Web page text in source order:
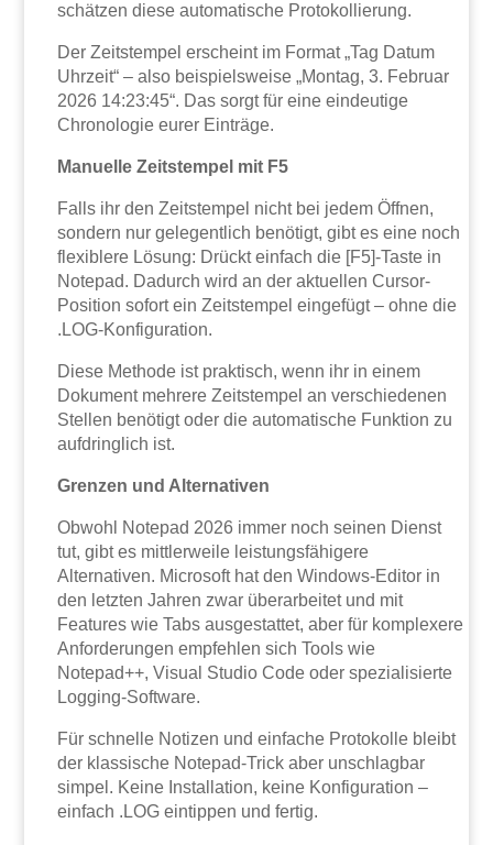
schätzen diese automatische Protokollierung.
Der Zeitstempel erscheint im Format „Tag Datum
Uhrzeit“ – also beispielsweise „Montag, 3. Februar
2026 14:23:45“. Das sorgt für eine eindeutige
Chronologie eurer Einträge.
Manuelle Zeitstempel mit F5
Falls ihr den Zeitstempel nicht bei jedem Öffnen,
sondern nur gelegentlich benötigt, gibt es eine noch
flexiblere Lösung: Drückt einfach die [F5]-Taste in
Notepad. Dadurch wird an der aktuellen Cursor-
Position sofort ein Zeitstempel eingefügt – ohne die
.LOG-Konfiguration.
Diese Methode ist praktisch, wenn ihr in einem
Dokument mehrere Zeitstempel an verschiedenen
Stellen benötigt oder die automatische Funktion zu
aufdringlich ist.
Grenzen und Alternativen
Obwohl Notepad 2026 immer noch seinen Dienst
tut, gibt es mittlerweile leistungsfähigere
Alternativen. Microsoft hat den Windows-Editor in
den letzten Jahren zwar überarbeitet und mit
Features wie Tabs ausgestattet, aber für komplexere
Anforderungen empfehlen sich Tools wie
Notepad++, Visual Studio Code oder spezialisierte
Logging-Software.
Für schnelle Notizen und einfache Protokolle bleibt
der klassische Notepad-Trick aber unschlagbar
simpel. Keine Installation, keine Konfiguration –
einfach .LOG eintippen und fertig.